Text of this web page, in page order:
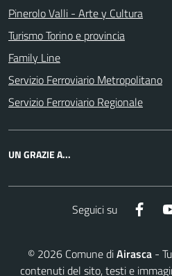
Pinerolo Valli - Arte y Cultura
Turismo Torino e provincia
Family Line
Servizio Ferroviario Metropolitano
Servizio Ferroviario Regionale
UN GRAZIE A...
Seguici su
© 2026 Comune diAirasca -
contenuti del sito, testi e